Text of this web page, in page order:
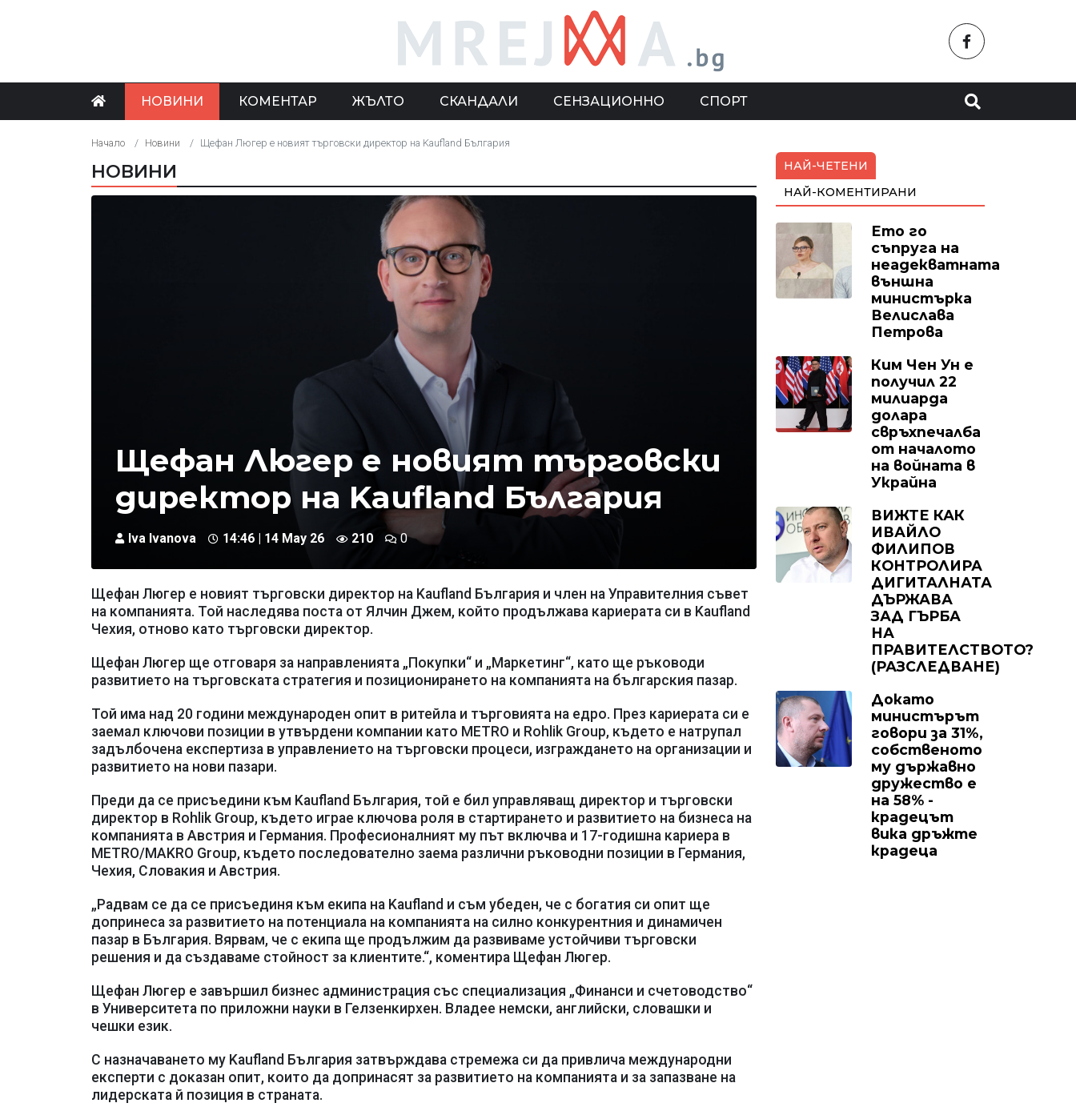
НОВИНИ КОМЕНТАР ЖЪЛТО СКАНДАЛИ СЕНЗАЦИОННО СПОРТ
Начало Новини Щефан Люгер е новият търговски директор на Kaufland България
НОВИНИ
Щефан Люгер е новият търговски
директор на Kaufland България
Iva Ivanova 14:46 | 14 May 26 210 0
Щефан Люгер е новият търговски директор на Kaufland България и член на Управителния съвет
на компанията. Той наследява поста от Ялчин Джем, който продължава кариерата си в Kaufland
Чехия, отново като търговски директор.
Щефан Люгер ще отговаря за направленията „Покупки“ и „Маркетинг“, като ще ръководи
развитието на търговската стратегия и позиционирането на компанията на българския пазар.
Той има над 20 години международен опит в ритейла и търговията на едро. През кариерата си е
заемал ключови позиции в утвърдени компании като METRO и Rohlik Group, където е натрупал
задълбочена експертиза в управлението на търговски процеси, изграждането на организации и
развитието на нови пазари.
Преди да се присъедини към Kaufland България, той е бил управляващ директор и търговски
директор в Rohlik Group, където играе ключова роля в стартирането и развитието на бизнеса на
компанията в Австрия и Германия. Професионалният му път включва и 17-годишна кариера в
METRO/MAKRO Group, където последователно заема различни ръководни позиции в Германия,
Чехия, Словакия и Австрия.
„Радвам се да се присъединя към екипа на Kaufland и съм убеден, че с богатия си опит ще
допринеса за развитието на потенциала на компанията на силно конкурентния и динамичен
пазар в България. Вярвам, че с екипа ще продължим да развиваме устойчиви търговски
решения и да създаваме стойност за клиентите.“, коментира Щефан Люгер.
Щефан Люгер е завършил бизнес администрация със специализация „Финанси и счетоводство“
в Университета по приложни науки в Гелзенкирхен. Владее немски, английски, словашки и
чешки език.
С назначаването му Kaufland България затвърждава стремежа си да привлича международни
експерти с доказан опит, които да допринасят за развитието на компанията и за запазване на
лидерската й позиция в страната.
НАЙ-ЧЕТЕНИ
НАЙ-КОМЕНТИРАНИ
Ето го
съпруга на
неадекватната
външна
министърка
Велислава
Петрова
Ким Чен Ун е
получил 22
милиарда
долара
свръхпечалба
от началото
на войната в
Украйна
ВИЖТЕ КАК
ИВАЙЛО
ФИЛИПОВ
КОНТРОЛИРА
ДИГИТАЛНАТА
ДЪРЖАВА
ЗАД ГЪРБА
НА
ПРАВИТЕЛСТВОТО?
(РАЗСЛЕДВАНЕ)
Докато
министърът
говори за 31%,
собственото
му държавно
дружество е
на 58% -
крадецът
вика дръжте
крадеца